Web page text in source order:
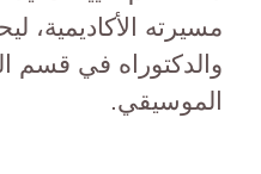
مسيرته الأكاديمية،
والدكتوراه في قسم
الموسيقي.